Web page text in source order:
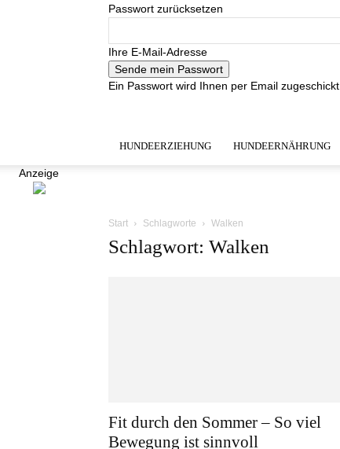
Passwort zurücksetzen
Ihre E-Mail-Adresse
Ein Passwort wird Ihnen per Email zugeschickt.
HUNDEERZIEHUNG HUNDEERNÄHRUNG
Anzeige
Start Schlagworte Walken
Schlagwort: Walken
Fit durch den Sommer – So viel
Bewegung ist sinnvoll